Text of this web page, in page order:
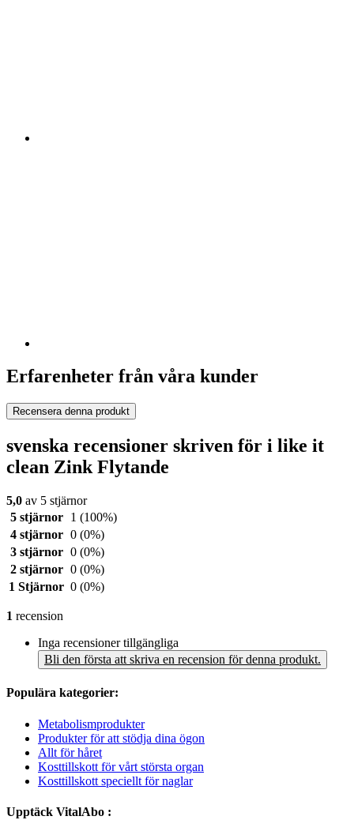
Erfarenheter från våra kunder
Recensera denna produkt
svenska recensioner skriven för i like it
clean Zink Flytande
5,0 av 5 stjärnor
5 stjärnor
1 (100%)
4 stjärnor 0 (0%)
3 stjärnor 0 (0%)
2 stjärnor 0 (0%)
1 Stjärnor 0 (0%)
1 recension
Inga recensioner tillgängliga
Bli den första att skriva en recension för denna produkt.
Populära kategorier:
Metabolismprodukter
Produkter för att stödja dina ögon
Allt för håret
Kosttillskott för vårt största organ
Kosttillskott speciellt för naglar
Upptäck VitalAbo :